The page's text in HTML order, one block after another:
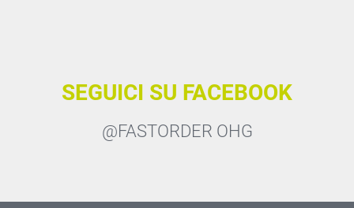
SEGUICI SU FACEBOOK
@FASTORDER OHG